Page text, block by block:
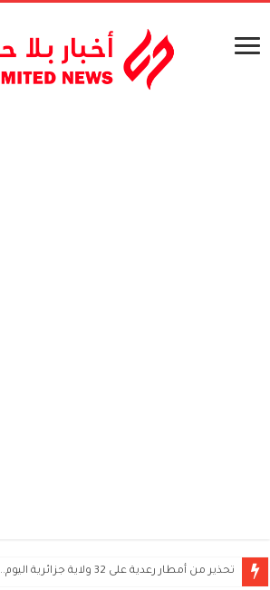
تحذير من أمطار رعدية على 32 ولاية جزائرية اليوم.. الكميات قد تتجاوز 15 ملم